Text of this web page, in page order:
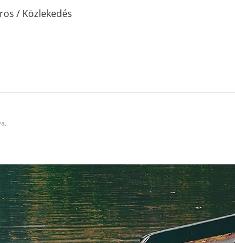
/ Közlekedés